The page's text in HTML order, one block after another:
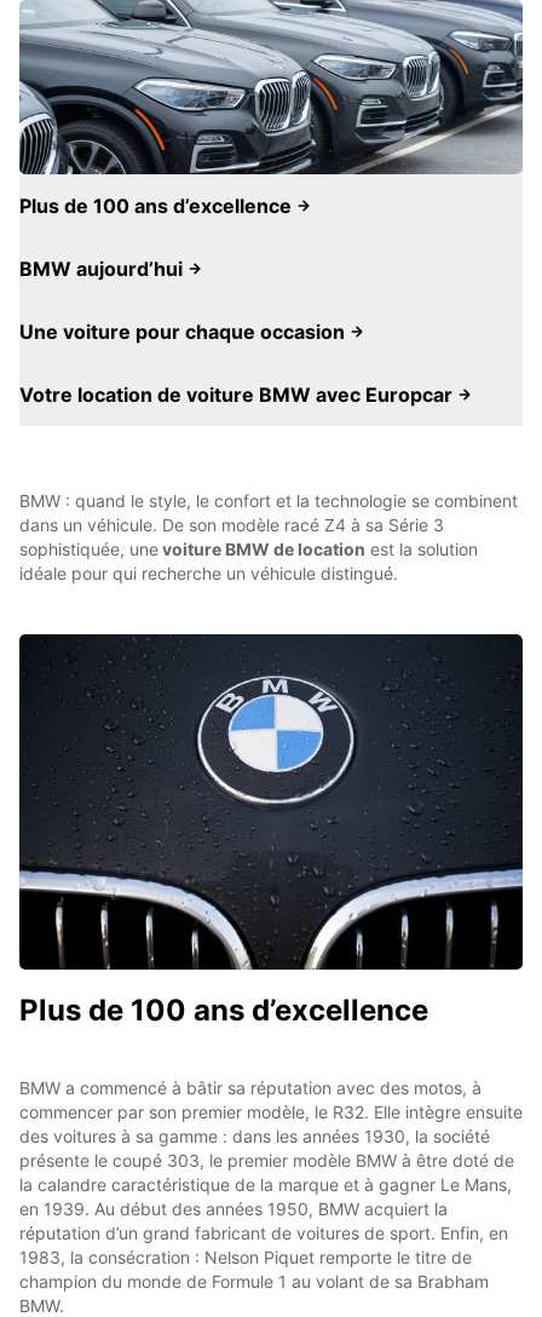
Plus de 100 ans d’excellence
BMW aujourd’hui
Une voiture pour chaque occasion
Votre location de voiture BMW avec Europcar
BMW : quand le style, le confort et la technologie se combinent
dans un véhicule. De son modèle racé Z4 à sa Série 3
sophistiquée, unevoiture BMW de location est la solution
idéale pour qui recherche un véhicule distingué.
Plus de 100 ans d’excellence
BMW a commencé à bâtir sa réputation avec des motos, à
commencer par son premier modèle, le R32. Elle intègre ensuite
des voitures à sa gamme : dans les années 1930, la société
présente le coupé 303, le premier modèle BMW à être doté de
la calandre caractéristique de la marque et à gagner Le Mans,
en 1939. Au début des années 1950, BMW acquiert la
réputation d’un grand fabricant de voitures de sport. Enfin, en
1983, la consécration : Nelson Piquet remporte le titre de
champion du monde de Formule 1 au volant de sa Brabham
BMW.